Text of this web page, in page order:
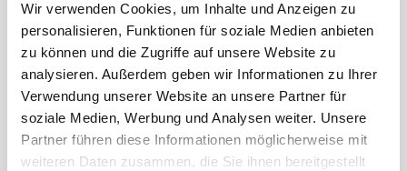
Wir verwenden Cookies, um Inhalte und Anzeigen zu
personalisieren, Funktionen für soziale Medien anbieten
zu können und die Zugriffe auf unsere Website zu
analysieren. Außerdem geben wir Informationen zu Ihrer
Verwendung unserer Website an unsere Partner für
soziale Medien, Werbung und Analysen weiter. Unsere
Partner führen diese Informationen möglicherweise mit
weiteren Daten zusammen, die Sie ihnen bereitgestellt
VP-1